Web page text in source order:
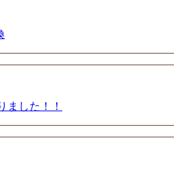
ました！！